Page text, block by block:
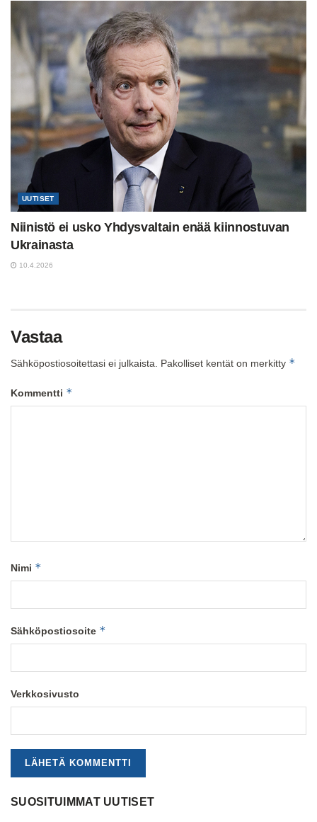
UUTISET
Niinistö ei usko Yhdysvaltain enää kiinnostuvan
Ukrainasta
10.4.2026
Vastaa
Sähköpostiosoitettasi ei julkaista. Pakolliset kentät on merkitty *
Kommentti *
Nimi *
Sähköpostiosoite *
Verkkosivusto
SUOSITUIMMAT UUTISET